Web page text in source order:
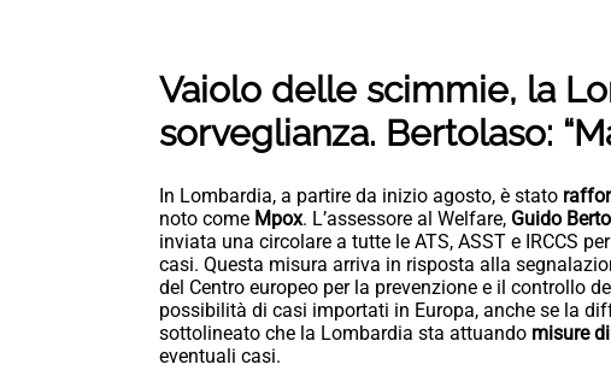
Vaiolo delle scimmie, la
sorveglianza. Bertolaso:
In Lombardia, a partire da inizio agosto, è stato
noto come Mpox. L’assessore al Welfare, Guido
inviata una circolare a tutte le ATS, ASST e IRCCS
casi. Questa misura arriva in risposta alla
del Centro europeo per la prevenzione e il controllo
possibilità di casi importati in Europa, anche se la
sottolineato che la Lombardia sta attuando misure
eventuali casi.